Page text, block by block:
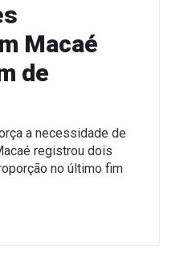
Macaé
de
a necessidade de
registrou dois
no último fim